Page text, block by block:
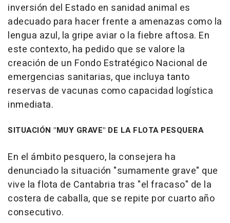
inversión del Estado en sanidad animal es
adecuado para hacer frente a amenazas como la
lengua azul, la gripe aviar o la fiebre aftosa. En
este contexto, ha pedido que se valore la
creación de un Fondo Estratégico Nacional de
emergencias sanitarias, que incluya tanto
reservas de vacunas como capacidad logística
inmediata.
SITUACIÓN "MUY GRAVE" DE LA FLOTA PESQUERA
En el ámbito pesquero, la consejera ha
denunciado la situación "sumamente grave" que
vive la flota de Cantabria tras "el fracaso" de la
costera de caballa, que se repite por cuarto año
consecutivo.